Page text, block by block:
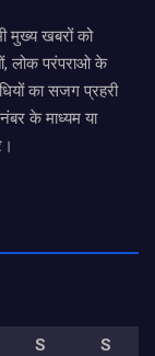
मुख्य खबरों को
लोक परंपराओ के
का सजग प्रहरी
के माध्यम या
S S